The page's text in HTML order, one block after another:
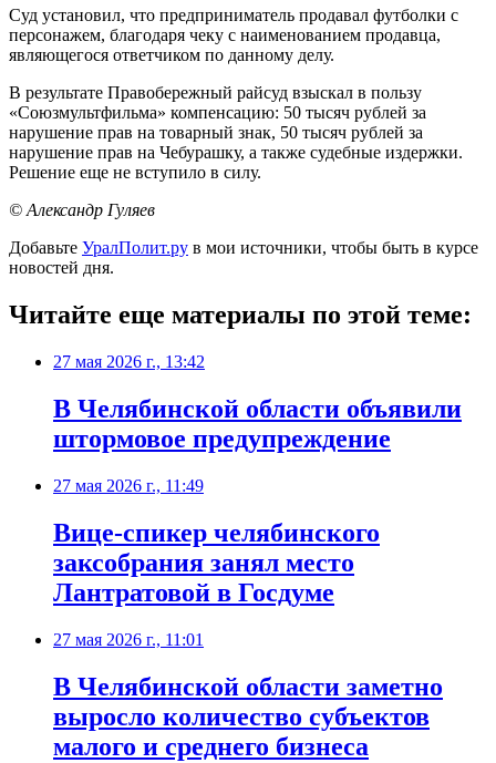
Суд установил, что предприниматель продавал футболки с
персонажем, благодаря чеку с наименованием продавца,
являющегося ответчиком по данному делу.
В результате Правобережный райсуд взыскал в пользу
«Союзмультфильма» компенсацию: 50 тысяч рублей за
нарушение прав на товарный знак, 50 тысяч рублей за
нарушение прав на Чебурашку, а также судебные издержки.
Решение еще не вступило в силу.
© Александр Гуляев
Добавьте УралПолит.ру в мои источники, чтобы быть в курсе
новостей дня.
Читайте еще материалы по этой теме:
27 мая 2026 г., 13:42
В Челябинской области объявили
штормовое предупреждение
27 мая 2026 г., 11:49
Вице-спикер челябинского
заксобрания занял место
Лантратовой в Госдуме
27 мая 2026 г., 11:01
В Челябинской области заметно
выросло количество субъектов
малого и среднего бизнеса